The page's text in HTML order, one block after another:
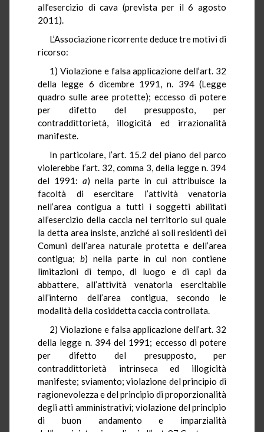
all’esercizio di cava (prevista per il 6 agosto
2011).
L’Associazione ricorrente deduce tre motivi di
ricorso:
1) Violazione e falsa applicazione dell’art. 32
della legge 6 dicembre 1991, n. 394 (Legge
quadro sulle aree protette); eccesso di potere
per difetto del presupposto, per
contraddittorietà, illogicità ed irrazionalità
manifeste.
In particolare, l’art. 15.2 del piano del parco
violerebbe l’art. 32, comma 3, della legge n. 394
del 1991: a) nella parte in cui attribuisce la
facoltà di esercitare l’attività venatoria
nell’area contigua a tutti i soggetti abilitati
all’esercizio della caccia nel territorio sul quale
la detta area insiste, anziché ai soli residenti dei
Comuni dell’area naturale protetta e dell’area
contigua; b) nella parte in cui non contiene
limitazioni di tempo, di luogo e di capi da
abbattere, all’attività venatoria esercitabile
all’interno dell’area contigua, secondo le
modalità della cosiddetta caccia controllata.
2) Violazione e falsa applicazione dell’art. 32
della legge n. 394 del 1991; eccesso di potere
per difetto del presupposto, per
contraddittorietà intrinseca ed illogicità
manifeste; sviamento; violazione del principio di
ragionevolezza e del principio di proporzionalità
degli atti amministrativi; violazione del principio
di buon andamento e imparzialità